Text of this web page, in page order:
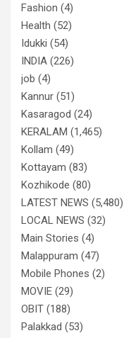
Fashion (4)
Health (52)
Idukki (54)
INDIA (226)
job (4)
Kannur (51)
Kasaragod (24)
KERALAM (1,465)
Kollam (49)
Kottayam (83)
Kozhikode (80)
LATEST NEWS (5,480)
LOCAL NEWS (32)
Main Stories (4)
Malappuram (47)
Mobile Phones (2)
MOVIE (29)
OBIT (188)
Palakkad (53)